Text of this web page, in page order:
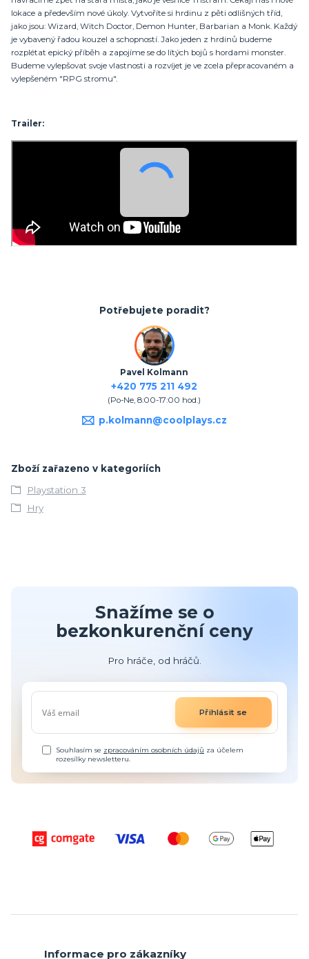
lokace a především nové úkoly. Vytvoříte si hrdinu z pěti odlišných tříd,
jako jsou: Wizard, Witch Doctor, Demon Hunter, Barbarian a Monk. Každý
je vybavený řadou kouzel a schopností. Jako jeden z hrdinů budeme
rozplétat epický příběh a zapojíme se do lítých bojů s hordami monster.
Budeme vylepšovat svoje vlastnosti a rozvíjet je ve zcela přepracovaném a
vylepšeném "RPG stromu".
Trailer:
Potřebujete poradit?
Pavel Kolmann
+420 775 211 492
(Po-Ne, 8:00-17:00 hod.)
p.kolmann@coolplays.cz
Zboží zařazeno v kategoriích
Playstation 3
Hry
Snažíme se o
bezkonkurenční ceny
Pro hráče, od hráčů.
Přihlásit se
Souhlasím se zpracováním osobních údajů za účelem
rozesílky newsletteru.
Informace pro zákazníky